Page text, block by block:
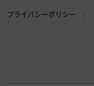
プライバシーポリシー